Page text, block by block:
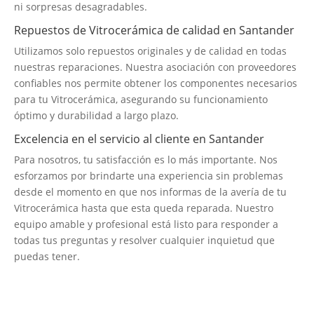
ni sorpresas desagradables.
Repuestos de Vitrocerámica de calidad en Santander
Utilizamos solo repuestos originales y de calidad en todas
nuestras reparaciones. Nuestra asociación con proveedores
confiables nos permite obtener los componentes necesarios
para tu Vitrocerámica, asegurando su funcionamiento
óptimo y durabilidad a largo plazo.
Excelencia en el servicio al cliente en Santander
Para nosotros, tu satisfacción es lo más importante. Nos
esforzamos por brindarte una experiencia sin problemas
desde el momento en que nos informas de la avería de tu
Vitrocerámica hasta que esta queda reparada. Nuestro
equipo amable y profesional está listo para responder a
todas tus preguntas y resolver cualquier inquietud que
puedas tener.